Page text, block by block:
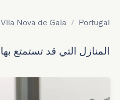
Portugal
/
Vila Nova de Gaia
المنازل التي قد تستمتع بها